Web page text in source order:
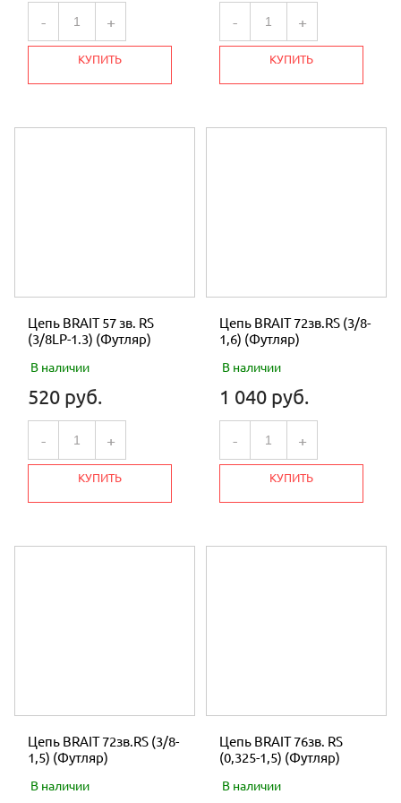
- +
КУПИТЬ
- +
КУПИТЬ
Цепь BRAIT 57 зв. RS
(3/8LP-1.3) (Футляр)
В наличии
520 руб.
- +
КУПИТЬ
Цепь BRAIT 72зв.RS (3/8-
1,6) (Футляр)
В наличии
1 040 руб.
- +
КУПИТЬ
Цепь BRAIT 72зв.RS (3/8-
1,5) (Футляр)
В наличии
Цепь BRAIT 76зв. RS
(0,325-1,5) (Футляр)
В наличии